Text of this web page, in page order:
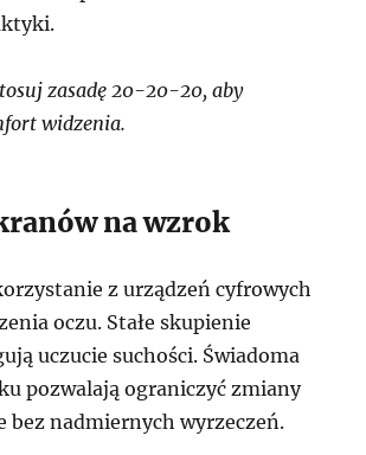
zasadę 20-20-20, aby
widzenia.
na wzrok
z urządzeń cyfrowych
oczu. Stałe skupienie
uczucie suchości. Świadoma
pozwalają ograniczyć zmiany
bez nadmiernych wyrzeczeń.